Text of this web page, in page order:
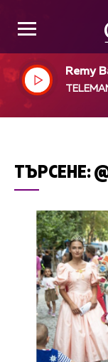
Remy
phion,
ТЪРСЕНЕ: